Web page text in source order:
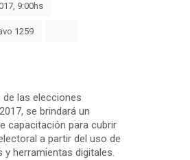
9:00hs
1259
de las elecciones
se brindará un
capacitación para cubrir
a partir del uso de
y herramientas digitales.